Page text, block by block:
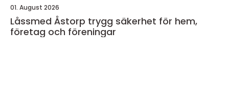
01. August 2026
Låssmed Åstorp trygg säkerhet för hem,
företag och föreningar